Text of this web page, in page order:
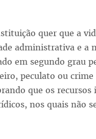
quer que a
administrativa e a
em segundo grau
peculato ou
que os
nos quais não